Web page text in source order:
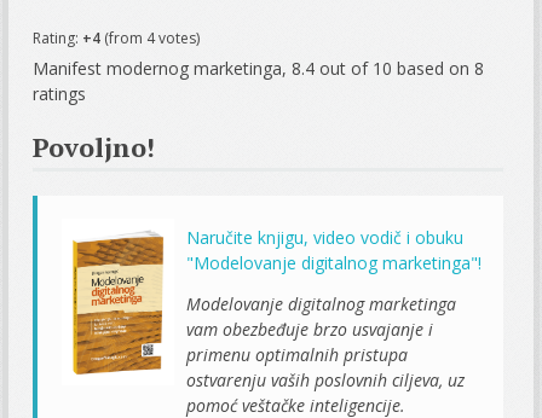
Rating: +4 (from 4 votes)
Manifest modernog marketinga,8.4 out of 10 based on8
ratings
Povoljno!
Naručite knjigu, video vodič i obuku
"Modelovanje digitalnog marketinga"!
Modelovanje digitalnog marketinga
vam obezbeđuje brzo usvajanje i
primenu optimalnih pristupa
ostvarenju vaših poslovnih ciljeva, uz
pomoć veštačke inteligencije.